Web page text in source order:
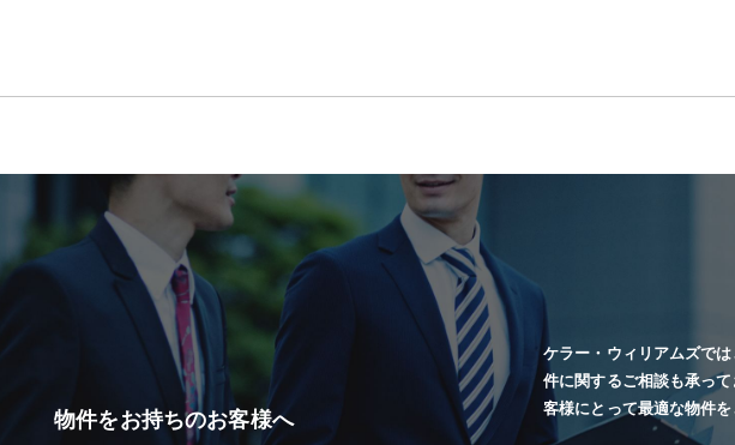
物件をお持ちのお客様へ
ケラー・ウィリアムズで
件に関するご相談も承っ
客様にとって最適な物件を